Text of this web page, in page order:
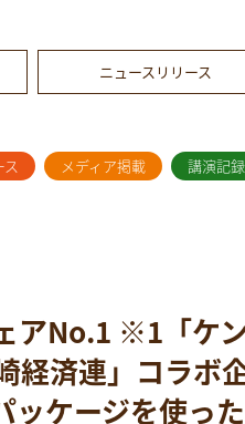
ニュースリリース
メディア掲載 講演記録
アNo.1 ※1「ケ
済連」コラボ
ッケージを使っ